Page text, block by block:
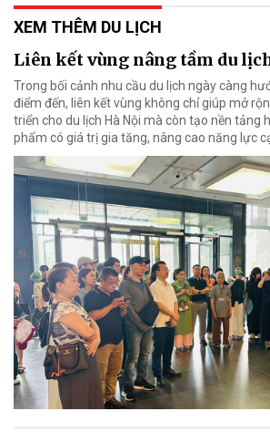
XEM THÊM DU LỊCH
Liên kết vùng nâng tầm du
Trong bối cảnh nhu cầu du lịch ngày càng
điểm đến, liên kết vùng không chỉ giúp mở
triển cho du lịch Hà Nội mà còn tạo nền tảng
phẩm có giá trị gia tăng, nâng cao năng lực